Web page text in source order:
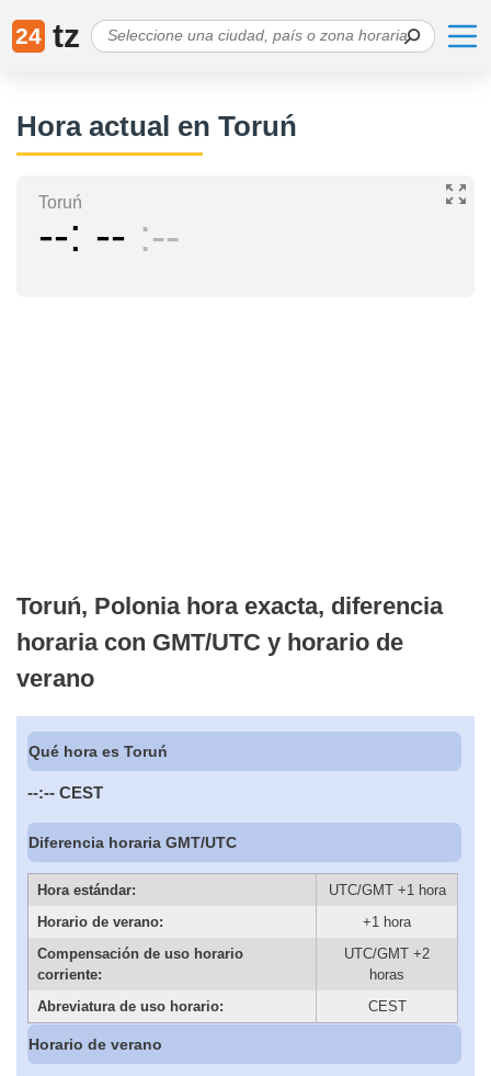
24 tz
Hora actual en Toruń
Toruń
-- -- --
Toruń, Polonia hora exacta, diferencia
horaria con GMT/UTC y horario de
verano
Qué hora es Toruń
--:-- CEST
Diferencia horaria GMT/UTC
Hora estándar:
UTC/GMT +1 hora
Horario de verano:
+1 hora
Compensación de uso horario
corriente:
UTC/GMT +2
horas
Abreviatura de uso horario:
CEST
Horario de verano